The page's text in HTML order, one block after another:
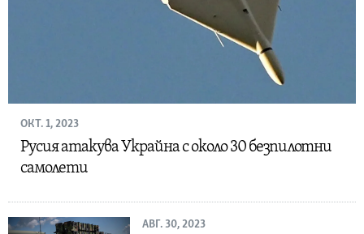
ОКТ. 1, 2023
Русия атакува Украйна с около 30 безпилотни
самолети
АВГ. 30, 2023